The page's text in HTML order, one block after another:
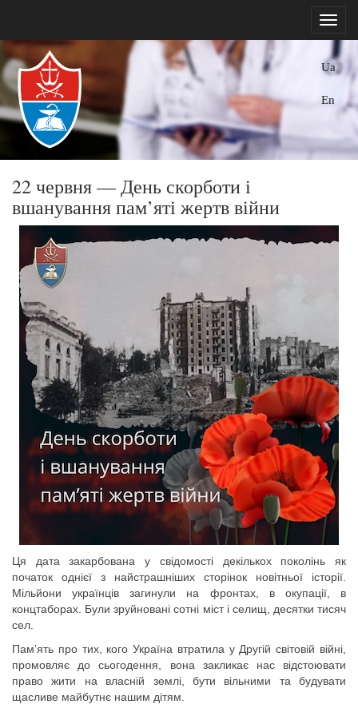
Ua
En
22 червня — День скорботи і
вшанування пам’яті жертв війни
Ця дата закарбована у свідомості декількох поколінь як
початок однієї з найстрашніших сторінок новітньої історії.
Мільйони українців загинули на фронтах, в окупації, в
концтаборах. Були зруйновані сотні міст і селищ, десятки тисяч
сел.
Памʼять про тих, кого Україна втратила у Другій світовій війні,
промовляє до сьогодення, вона закликає нас відстоювати
право жити на власній землі, бути вільними та будувати
щасливе майбутнє нашим дітям.